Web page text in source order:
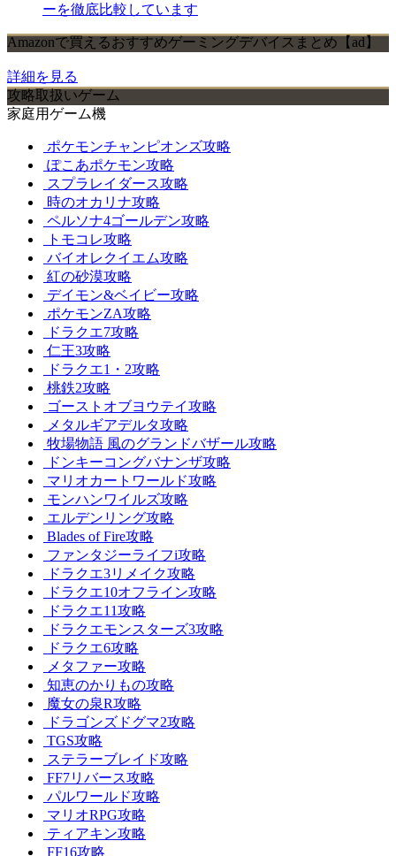
ーを徹底比較しています
Amazonで買えるおすすめゲーミングデバイスまとめ【ad】
詳細を見る
攻略取扱いゲーム
家庭用ゲーム機
ポケモンチャンピオンズ攻略
ぽこあポケモン攻略
スプラレイダース攻略
時のオカリナ攻略
ペルソナ4ゴールデン攻略
トモコレ攻略
バイオレクイエム攻略
紅の砂漠攻略
デイモン&ベイビー攻略
ポケモンZA攻略
ドラクエ7攻略
仁王3攻略
ドラクエ1・2攻略
桃鉄2攻略
ゴーストオブヨウテイ攻略
メタルギアデルタ攻略
牧場物語 風のグランドバザール攻略
ドンキーコングバナンザ攻略
マリオカートワールド攻略
モンハンワイルズ攻略
エルデンリング攻略
Blades of Fire攻略
ファンタジーライフi攻略
ドラクエ3リメイク攻略
ドラクエ10オフライン攻略
ドラクエ11攻略
ドラクエモンスターズ3攻略
ドラクエ6攻略
メタファー攻略
知恵のかりもの攻略
魔女の泉R攻略
ドラゴンズドグマ2攻略
TGS攻略
ステラーブレイド攻略
FF7リバース攻略
パルワールド攻略
マリオRPG攻略
ティアキン攻略
FF16攻略